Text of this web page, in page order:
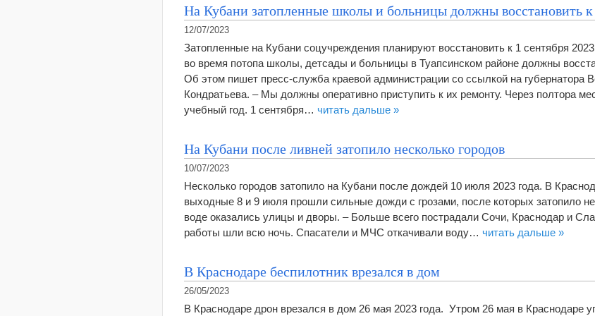
На Кубани затопленные школы и больницы должны восстановить
12/07/2023
Затопленные на Кубани соцучреждения планируют восстановить к 1 сентября
во время потопа школы, детсады и больницы в Туапсинском районе должны
Об этом пишет пресс-служба краевой администрации со ссылкой на губернатора
Кондратьева. – Мы должны оперативно приступить к их ремонту. Через полтора
учебный год. 1 сентября… читать дальше »
На Кубани после ливней затопило несколько городов
10/07/2023
Несколько городов затопило на Кубани после дождей 10 июля 2023 года. В
выходные 8 и 9 июля прошли сильные дожди с грозами, после которых затопило
воде оказались улицы и дворы. – Больше всего пострадали Сочи, Краснодар и
работы шли всю ночь. Спасатели и МЧС откачивали воду… читать дальше »
В Краснодаре беспилотник врезался в дом
26/05/2023
В Краснодаре дрон врезался в дом 26 мая 2023 года. Утром 26 мая в Краснодаре